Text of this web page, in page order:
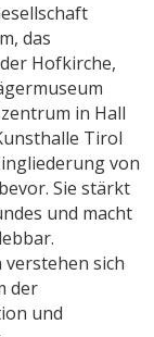
das
Hofkirche,
in Hall
Tirol
von
Sie stärkt
und macht
sich
der
und